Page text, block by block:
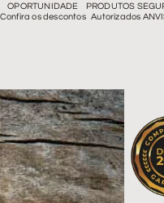
OPORTUNIDADE
Confira os descontos
PRODUTOS
Autorizados